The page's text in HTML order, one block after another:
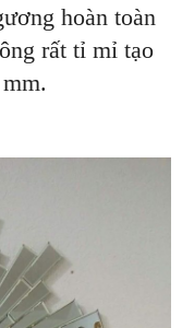
hoàn toàn
rất tỉ mỉ tạo